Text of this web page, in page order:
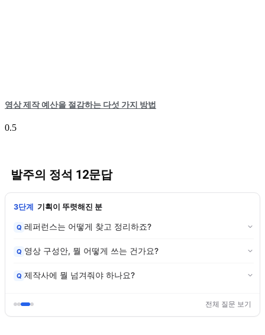
영상 제작 예산을 절감하는 다섯 가지 방법
발주의 정석 12문답
3단계 기획이 뚜렷해진 분
Q 레퍼런스는 어떻게 찾고 정리하죠?
Q 영상 구성안, 뭘 어떻게 쓰는 건가요?
Q 제작사에 뭘 넘겨줘야 하나요?
전체 질문 보기